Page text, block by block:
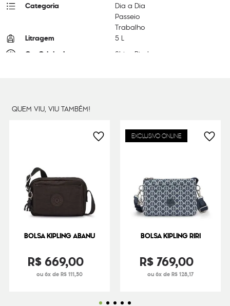
Categoria
Dia a Dia
Passeio
Trabalho
Litragem 5 L
Cor Original Shiny Pixel
QUEM VIU, VIU TAMBÉM!
BOLSA KIPLING ABANU
R$669,00
ou 6x de R$ 111,50
EXCLUSIVO ONLINE
BOLSA KIPLING RIRI
R$769,00
ou 6x de R$ 128,17